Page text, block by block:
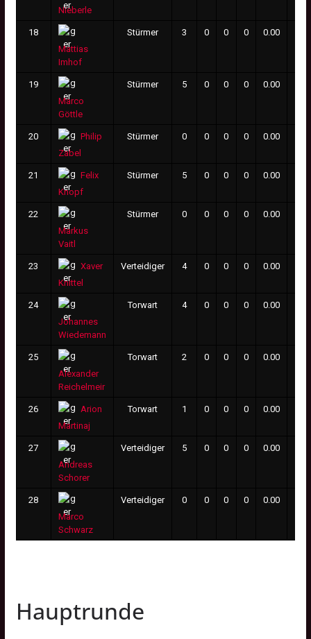
Nieberle
18
Mattias
Imhof
Stürmer 3 0 0 0 0.00
19
Marco
Göttle
Stürmer 5 0 0 0 0.00
20
Philip
Zabel
Stürmer 0 0 0 0 0.00
21
Felix
Knopf
Stürmer 5 0 0 0 0.00
22
Markus
Vaitl
Stürmer 0 0 0 0 0.00
23
Xaver
Knittel
Verteidiger 4 0 0 0 0.00
24
Johannes
Wiedemann
Torwart 4 0 0 0 0.00
25
Alexander
Reichelmeir
Torwart 2 0 0 0 0.00
26
Arion
Martinaj
Torwart 1 0 0 0 0.00
27
Andreas
Schorer
Verteidiger 5 0 0 0 0.00
28
Marco
Schwarz
Verteidiger 0 0 0 0 0.00
Hauptrunde